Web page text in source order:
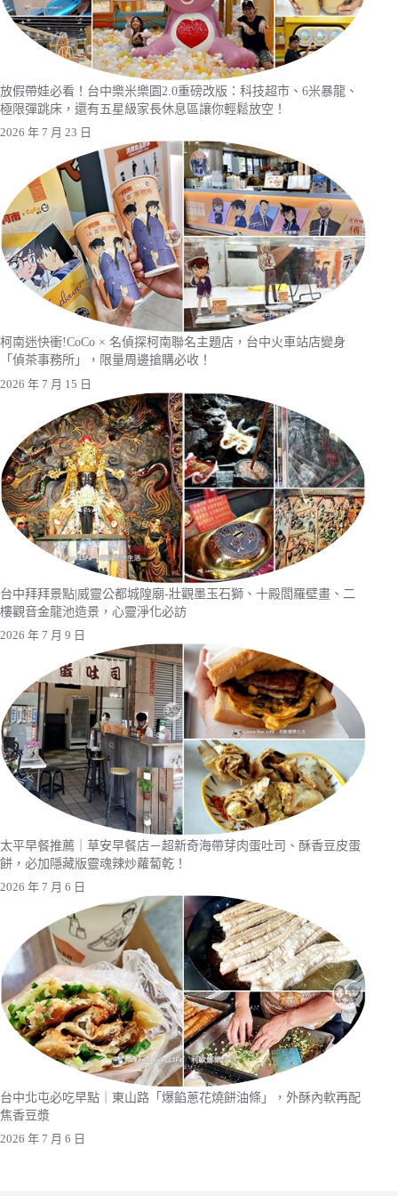
放假帶娃必看！台中樂米樂園2.0重磅改版：科技超市、6米暴龍、
極限彈跳床，還有五星級家長休息區讓你輕鬆放空！
2026 年 7 月 23 日
柯南迷快衝!CoCo × 名偵探柯南聯名主題店，台中火車站店變身
「偵茶事務所」，限量周邊搶購必收！
2026 年 7 月 15 日
台中拜拜景點|威靈公都城隍廟-壯觀墨玉石獅、十殿閻羅壁畫、二
樓觀音金龍池造景，心靈淨化必訪
2026 年 7 月 9 日
太平早餐推薦｜草安早餐店－超新奇海帶芽肉蛋吐司、酥香豆皮蛋
餅，必加隱藏版靈魂辣炒蘿蔔乾！
2026 年 7 月 6 日
台中北屯必吃早點｜東山路「爆餡蔥花燒餅油條」，外酥內軟再配
焦香豆漿
2026 年 7 月 6 日